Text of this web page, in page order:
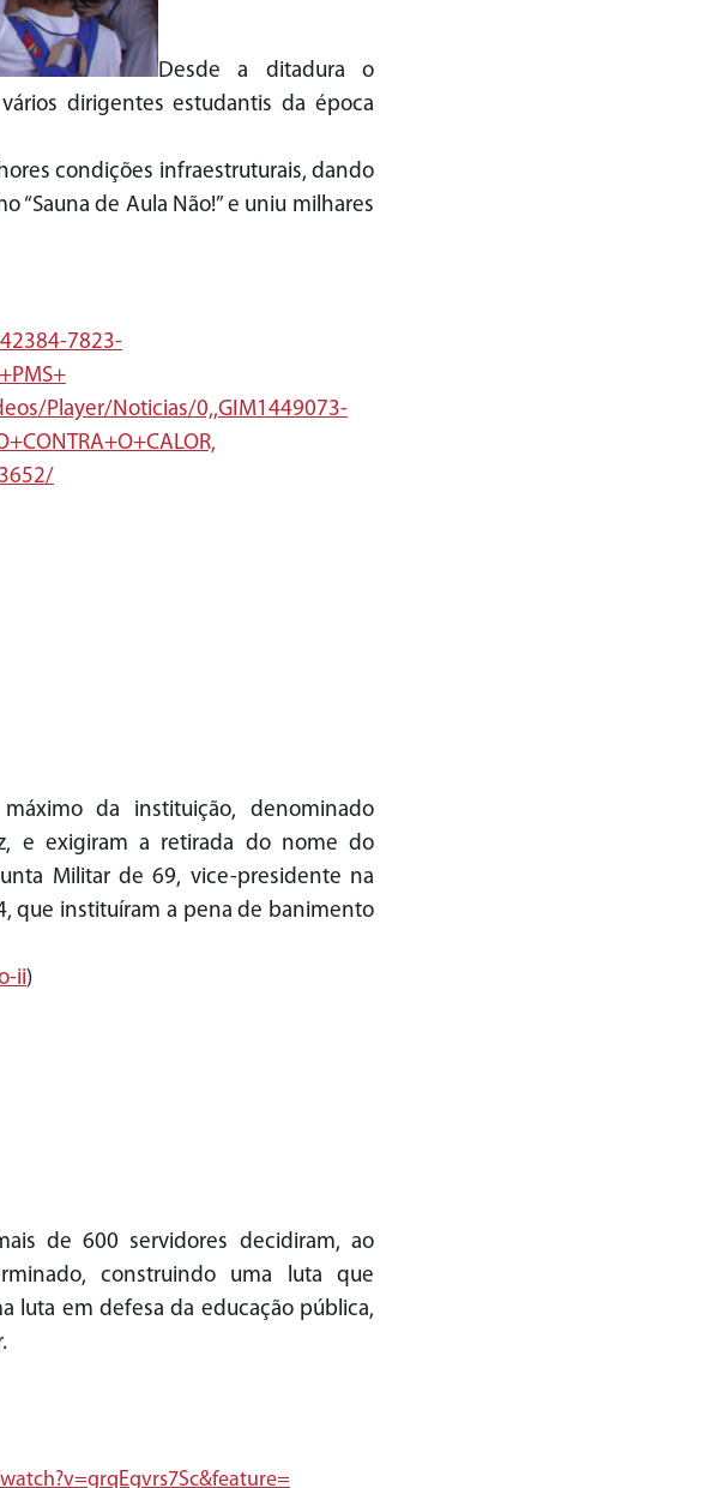
Desde a ditadura o
dirigentes estudantis da época
condições infraestruturais, dando
“Sauna de Aula Não!” e uniu milhares
7823-
Player/Noticias/0,,GIM1449073-
da instituição, denominado
e exigiram a retirada do nome do
Militar de 69, vice-presidente na
que instituíram a pena de banimento
ii)
de 600 servidores decidiram, ao
construindo uma luta que
luta em defesa da educação pública,
watch?v=grqEgvrs7Sc&feature=